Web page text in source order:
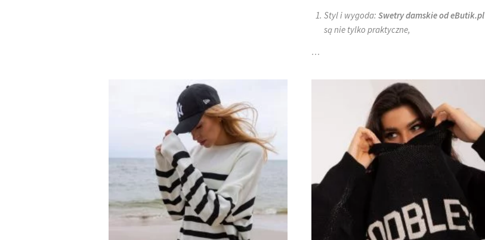
Styl i wygoda: Swetrydamskieod eButik.pl
są nie tylko praktyczne,
…